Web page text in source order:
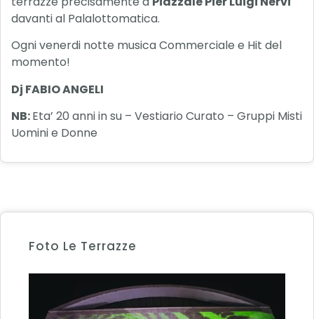
davanti al Palalottomatica.
Ogni venerdi notte musica Commerciale e Hit del
momento!
Dj FABIO ANGELI
NB:Eta’ 20 anni in su – Vestiario Curato – Gruppi Misti
Uomini e Donne
Foto Le Terrazze